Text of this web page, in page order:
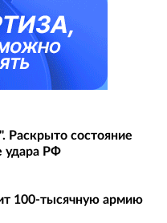
Раскрыто состояние
удара РФ
100-тысячную армию